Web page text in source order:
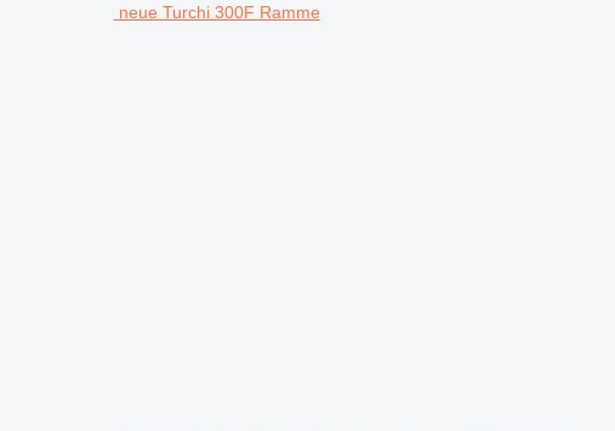
neue Turchi 300F Ramme